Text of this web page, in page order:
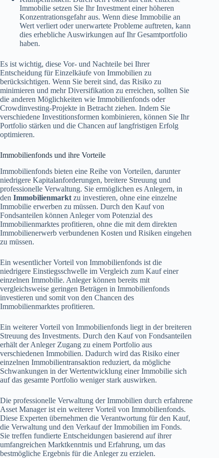
Immobilie setzen Sie Ihr Investment einer höheren
Konzentrationsgefahr aus. Wenn diese Immobilie an
Wert verliert oder unerwartete Probleme auftreten, kann
dies erhebliche Auswirkungen auf Ihr Gesamtportfolio
haben.
Es ist wichtig, diese Vor- und Nachteile bei Ihrer
Entscheidung für Einzelkäufe von Immobilien zu
berücksichtigen. Wenn Sie bereit sind, das Risiko zu
minimieren und mehr Diversifikation zu erreichen, sollten Sie
die anderen Möglichkeiten wie Immobilienfonds oder
Crowdinvesting-Projekte in Betracht ziehen. Indem Sie
verschiedene Investitionsformen kombinieren, können Sie Ihr
Portfolio stärken und die Chancen auf langfristigen Erfolg
optimieren.
Immobilienfonds und ihre Vorteile
Immobilienfonds bieten eine Reihe von Vorteilen, darunter
niedrigere Kapitalanforderungen, breitere Streuung und
professionelle Verwaltung. Sie ermöglichen es Anlegern, in
den Immobilienmarkt zu investieren, ohne eine einzelne
Immobilie erwerben zu müssen. Durch den Kauf von
Fondsanteilen können Anleger vom Potenzial des
Immobilienmarktes profitieren, ohne die mit dem direkten
Immobilienerwerb verbundenen Kosten und Risiken eingehen
zu müssen.
Ein wesentlicher Vorteil von Immobilienfonds ist die
niedrigere Einstiegsschwelle im Vergleich zum Kauf einer
einzelnen Immobilie. Anleger können bereits mit
vergleichsweise geringen Beträgen in Immobilienfonds
investieren und somit von den Chancen des
Immobilienmarktes profitieren.
Ein weiterer Vorteil von Immobilienfonds liegt in der breiteren
Streuung des Investments. Durch den Kauf von Fondsanteilen
erhält der Anleger Zugang zu einem Portfolio aus
verschiedenen Immobilien. Dadurch wird das Risiko einer
einzelnen Immobilientransaktion reduziert, da mögliche
Schwankungen in der Wertentwicklung einer Immobilie sich
auf das gesamte Portfolio weniger stark auswirken.
Die professionelle Verwaltung der Immobilien durch erfahrene
Asset Manager ist ein weiterer Vorteil von Immobilienfonds.
Diese Experten übernehmen die Verantwortung für den Kauf,
die Verwaltung und den Verkauf der Immobilien im Fonds.
Sie treffen fundierte Entscheidungen basierend auf ihrer
umfangreichen Marktkenntnis und Erfahrung, um das
bestmögliche Ergebnis für die Anleger zu erzielen.